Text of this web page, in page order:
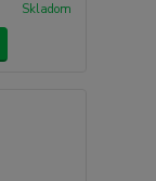
Skladom